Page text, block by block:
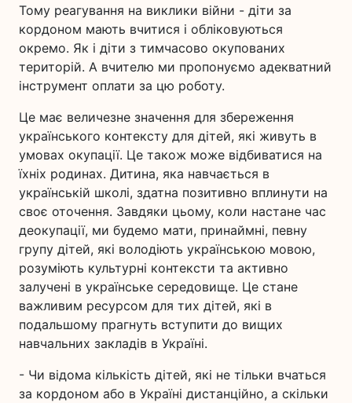
Тому реагування на виклики війни - діти за
кордоном мають вчитися і обліковуються
окремо. Як і діти з тимчасово окупованих
територій. А вчителю ми пропонуємо адекватний
інструмент оплати за цю роботу.
Це має величезне значення для збереження
українського контексту для дітей, які живуть в
умовах окупації. Це також може відбиватися на
їхніх родинах. Дитина, яка навчається в
українській школі, здатна позитивно вплинути на
своє оточення. Завдяки цьому, коли настане час
деокупації, ми будемо мати, принаймні, певну
групу дітей, які володіють українською мовою,
розуміють культурні контексти та активно
залучені в українське середовище. Це стане
важливим ресурсом для тих дітей, які в
подальшому прагнуть вступити до вищих
навчальних закладів в Україні.
- Чи відома кількість дітей, які не тільки вчаться
за кордоном або в Україні дистанційно, а скільки